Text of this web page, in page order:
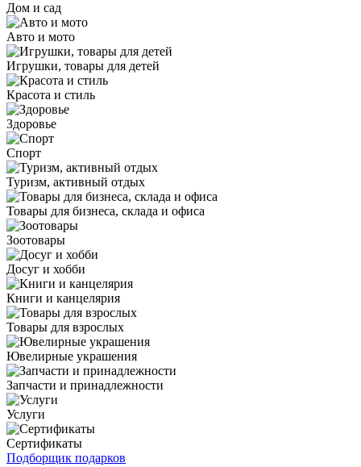
Дом и сад
Авто и мото
Игрушки, товары для детей
Красота и стиль
Здоровье
Спорт
Туризм, активный отдых
Товары для бизнеса, склада и офиса
Зоотовары
Досуг и хобби
Книги и канцелярия
Товары для взрослых
Ювелирные украшения
Запчасти и принадлежности
Услуги
Сертификаты
Подборщик подарков